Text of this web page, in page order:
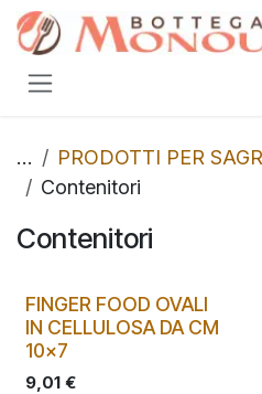
Passa al contenuto
...
PRODOTTI PER
Contenitori
Contenitori
FINGER FOOD OVALI
IN CELLULOSA DA CM
10x7
9,01 €